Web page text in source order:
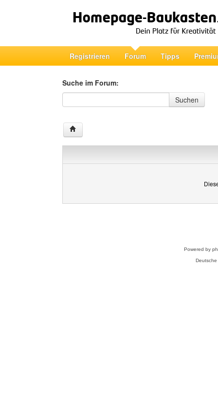
Registrieren Forum Tipps
Suche im Forum:
Suche im Forum
Suchen
Powered by